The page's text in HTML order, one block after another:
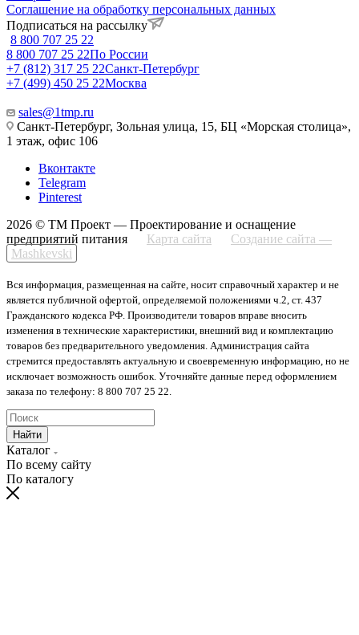
Соглашение на обработку персональных данных
Подписаться на рассылку
8 800 707 25 22
8 800 707 25 22По России
+7 (812) 317 25 22Санкт-Петербург
+7 (499) 450 25 22Москва
sales@1tmp.ru
Санкт-Петербург, Зольная улица, 15, БЦ «Морская столица»,
1 этаж, офис 106
Вконтакте
Telegram
Pinterest
2026 © ТМ Проект — Проектирование и оснащение
предприятий питания
Карта сайта
Создание сайта —
Mashkevski
Вся информация, размещенная на сайте, носит справочный характер и не
является публичной офертой, определяемой положениями ч.2, ст. 437
Гражданского кодекса РФ. Производители товаров вправе вносить
изменения в технические характеристики, внешний вид и комплектацию
товаров без предварительного уведомления. Администрация сайта
стремится предоставлять актуальную и своевременную информацию, но не
исключает возможность ошибок. Уточняйте данные перед оформлением
заказа по телефону: 8 800 707 25 22.
Найти
Каталог
По всему сайту
По каталогу